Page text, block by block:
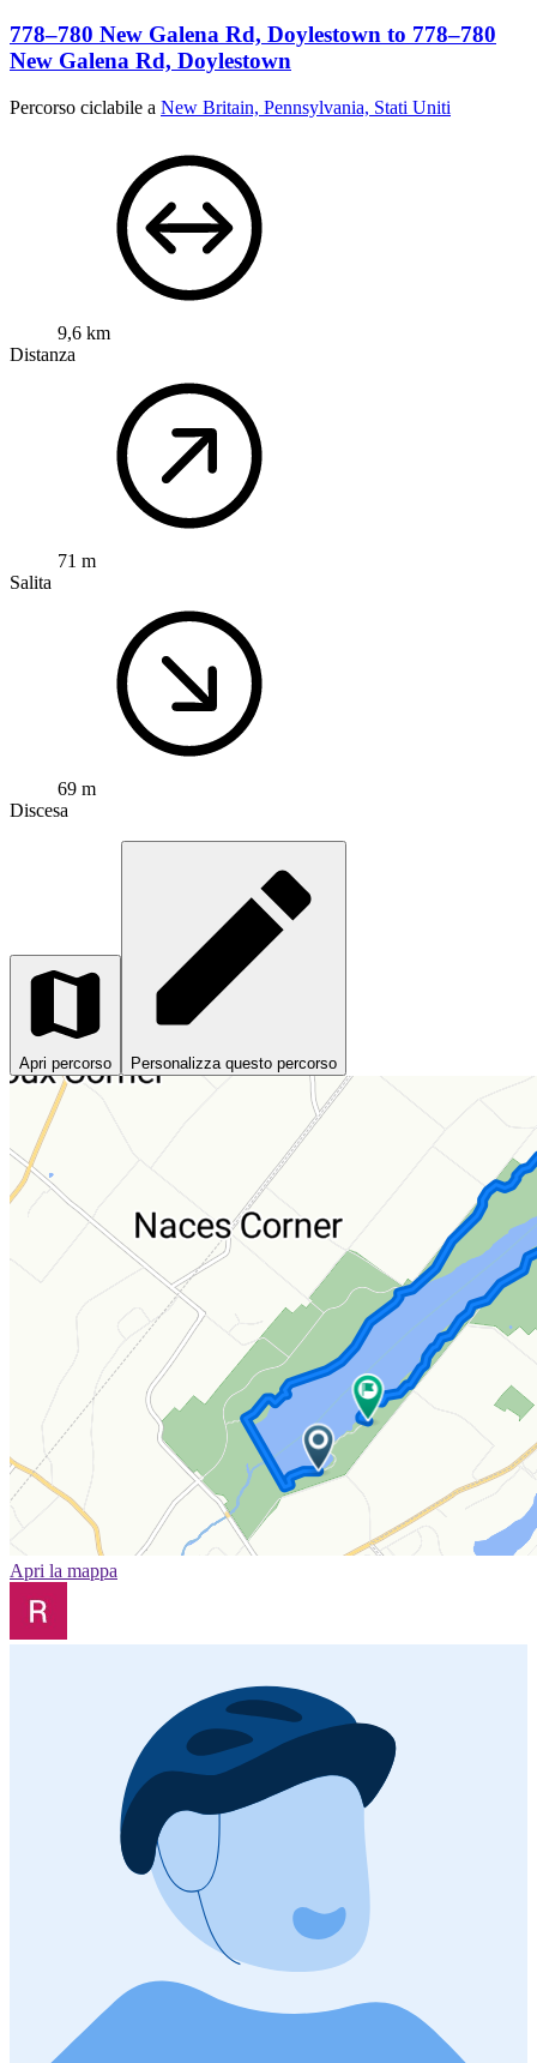
778–780 New Galena Rd, Doylestown to 778–780
New Galena Rd, Doylestown
Percorso ciclabile a New Britain, Pennsylvania, Stati Uniti
9,6 km
Distanza
71 m
Salita
69 m
Discesa
Apri percorso Personalizza questo percorso
Apri la mappa